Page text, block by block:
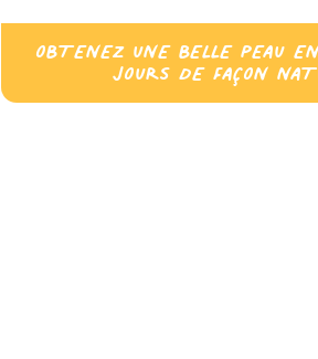
OBTENEZ UNE BELLE PEAU
JOURS DE FAÇON